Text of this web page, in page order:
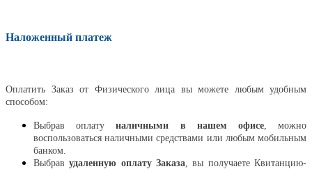
Наложенный платеж
Оплатить Заказ от Физического лица вы можете любым удобным
способом:
Выбрав оплатуналичными в нашем офисе, можно
воспользоваться наличными средствами или любым мобильным
банком.
Выбравудаленную оплату Заказа , вы получаете Квитанцию-